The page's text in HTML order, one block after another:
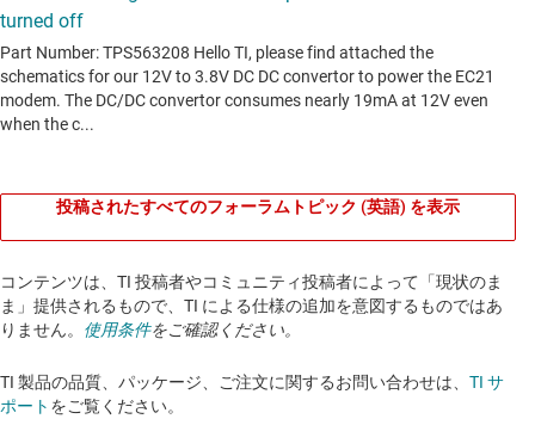
投稿されたすべてのフォーラムトピック (英語) を表示
コンテンツは、TI 投稿者やコミュニティ投稿者によって「現状のま
ま」提供されるもので、TI による仕様の追加を意図するものではあ
りません。 使用条件をご確認ください。
TI 製品の品質、パッケージ、ご注文に関するお問い合わせは、 TI サ
ポート をご覧ください。​​​​​​​​​​​​​​